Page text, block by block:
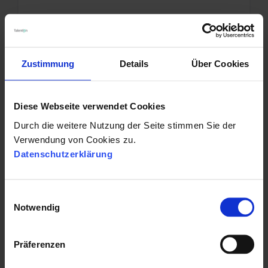
Zustimmung Details Über Cookies
Diese Webseite verwendet Cookies
Durch die weitere Nutzung der Seite stimmen Sie der
Verwendung von Cookies zu.
Datenschutzerklärung
Notwendig
Präferenzen
28.09.2023 07:45:00 |